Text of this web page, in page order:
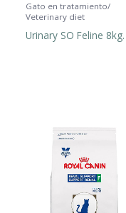
Gato en tratamiento/
Veterinary diet
Urinary SO Feline 8kg.